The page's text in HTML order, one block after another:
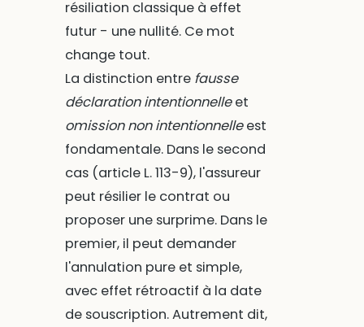
résiliation classique à effet
futur - une nullité. Ce mot
change tout.
La distinction entre fausse
déclaration intentionnelleet
omission non intentionnelleest
fondamentale. Dans le second
cas (article L. 113-9), l'assureur
peut résilier le contrat ou
proposer une surprime. Dans le
premier, il peut demander
l'annulation pure et simple,
avec effet rétroactif à la date
de souscription. Autrement dit,